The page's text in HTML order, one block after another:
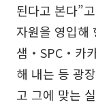
된다고 본다”
자원을 영입해
샘‧SPC‧카카
해 내는 등 광
고 그에 맞는